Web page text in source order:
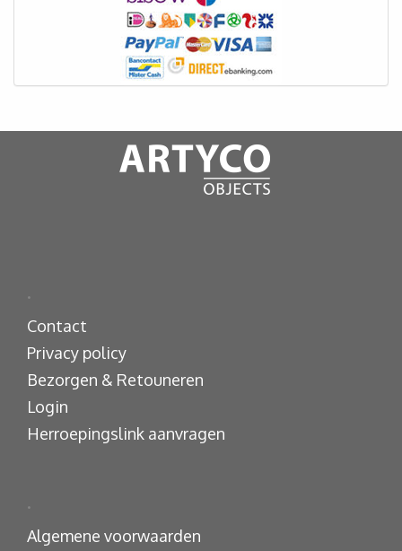
.
Contact
Privacy policy
Bezorgen & Retouneren
Login
Herroepingslink aanvragen
.
Algemene voorwaarden